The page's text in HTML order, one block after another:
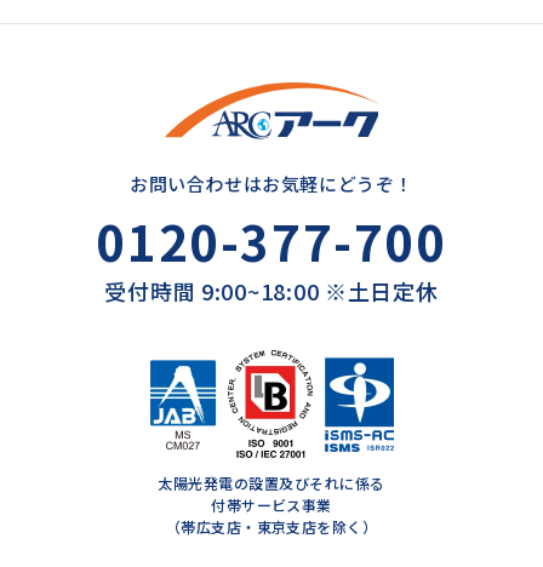
お問い合わせはお気軽にどうぞ！
0120-377-700
受付時間 9:00~18:00 ※土日定休
太陽光発電の設置及びそれに係る
付帯サービス事業
（帯広支店・東京支店を除く）